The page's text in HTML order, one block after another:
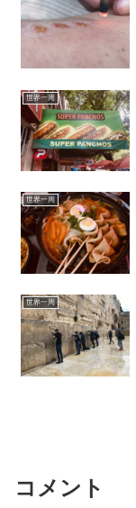
世界一周
世界一周
世界一周
コメント